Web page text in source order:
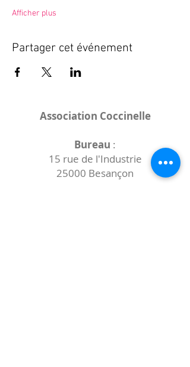
Afficher plus
Partager cet événement
Association Coccinelle
Bureau :
15 rue de l'Industrie
25000 Besançon